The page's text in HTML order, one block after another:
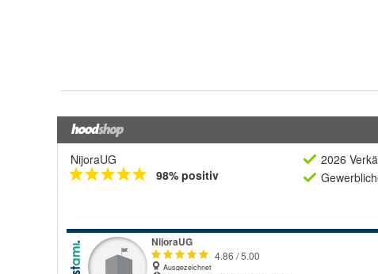
NijoraUG
98% positiv
2026
Gewerblich